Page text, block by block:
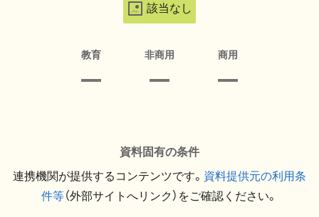
該当なし
教育 非商用 商用
資料固有の条件
連携機関が提供するコンテンツです。 資料提供元の利用条
件等（外部サイトへリンク）をご確認ください。